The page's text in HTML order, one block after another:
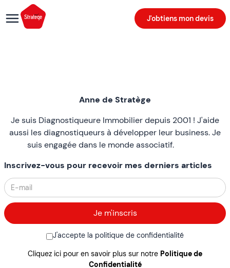
J'obtiens mon devis
Anne de Stratège
Je suis Diagnostiqueure Immobilier depuis 2001 ! J'aide
aussi les diagnostiqueurs à développer leur business. Je
suis engagée dans le monde associatif.
Inscrivez-vous pour recevoir mes derniers articles
J'accepte la politique de confidentialité
Cliquez ici pour en savoir plus sur notre Politique de
Confidentialité